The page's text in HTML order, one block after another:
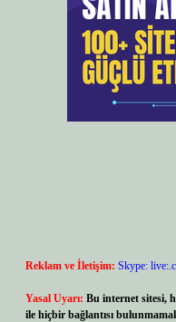
Reklam ve İletişim: Skype:
Yasal Uyarı: Bu internet sitesi,
ile hiçbir bağlantısı